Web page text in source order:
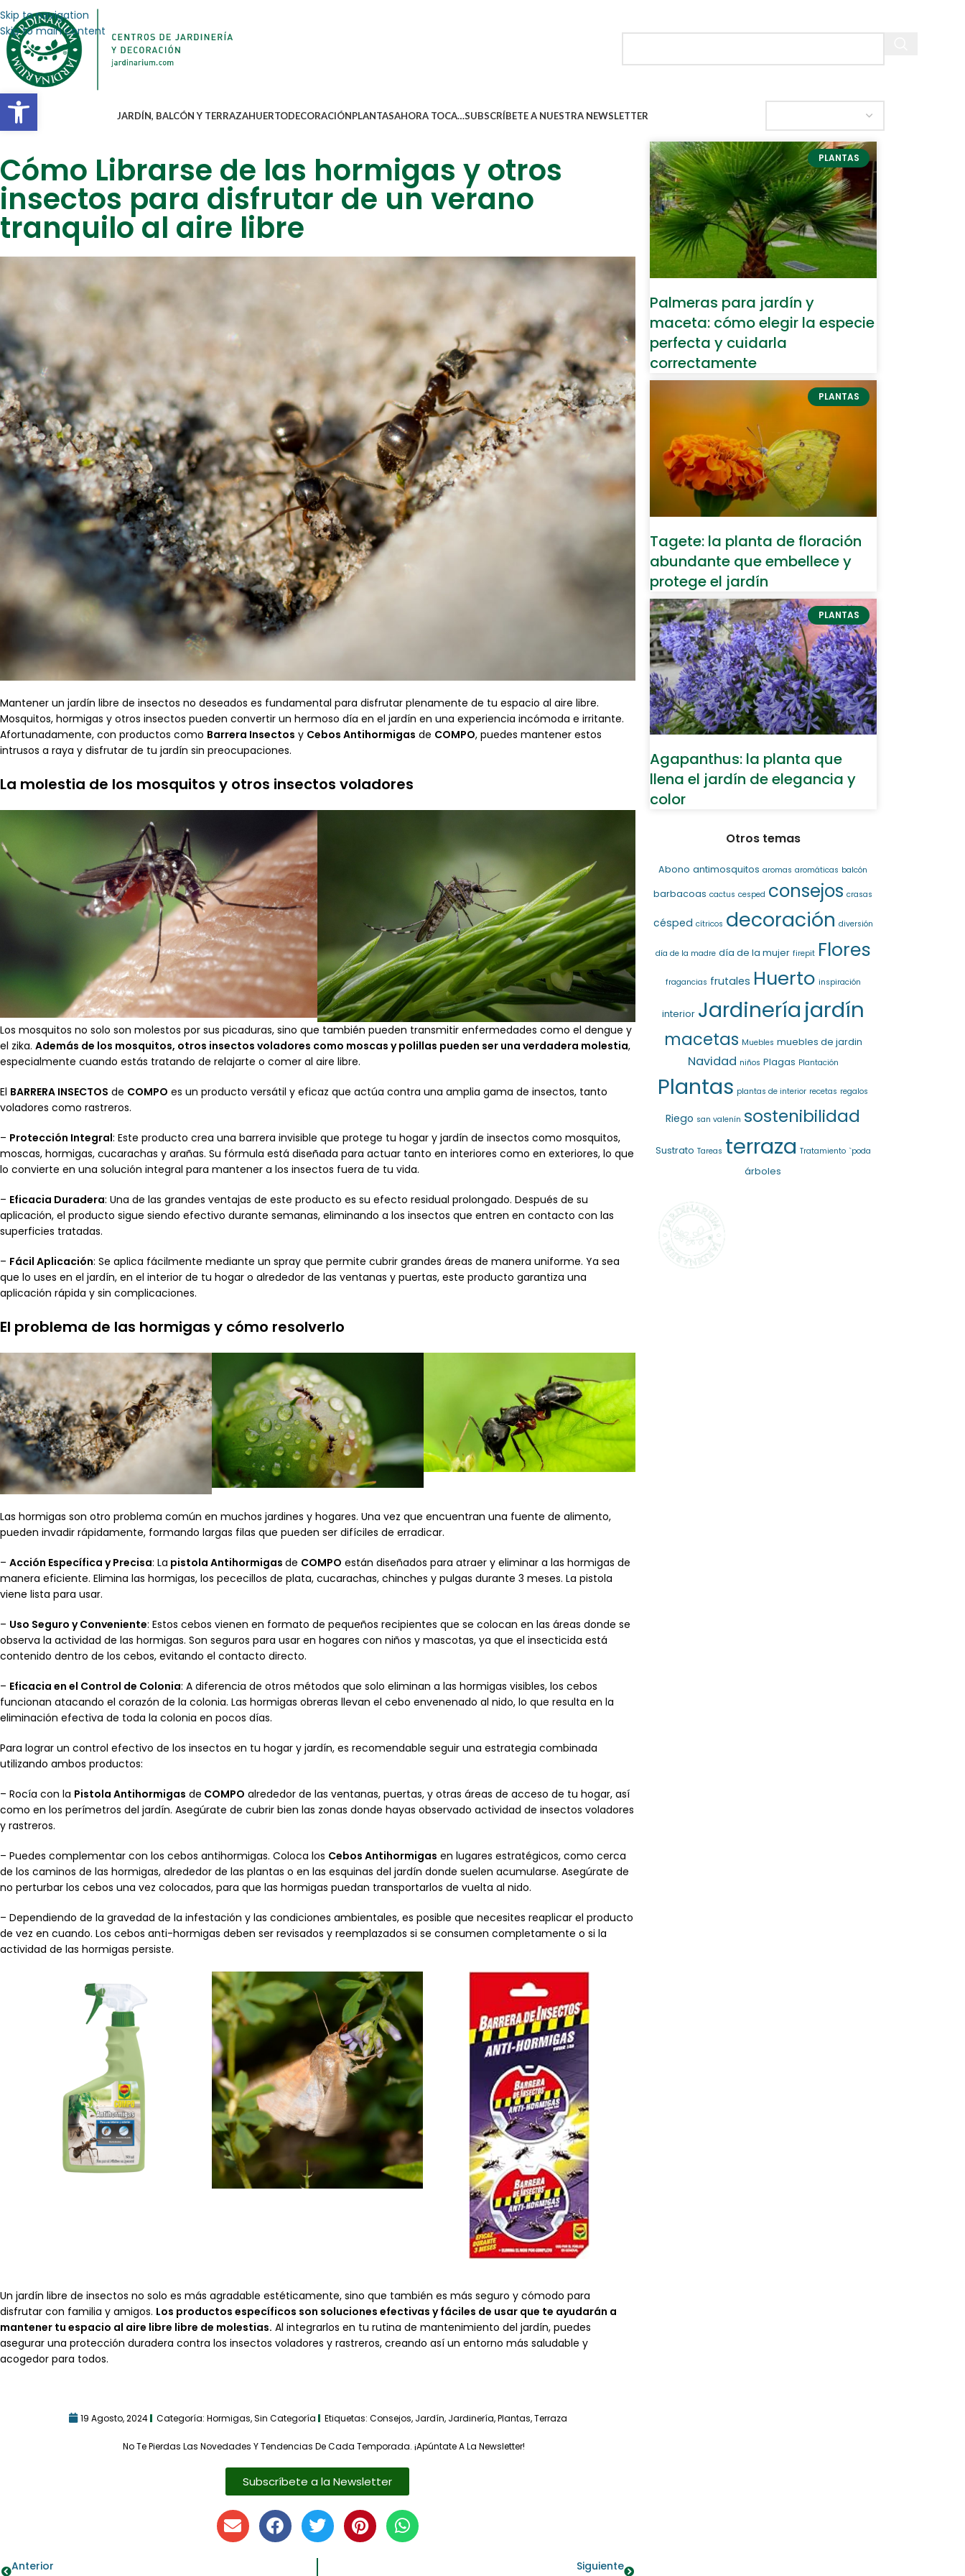
Abrir barra de herramientas
Skip to navigation
Skip to main content
JARDÍN, BALCÓN Y TERRAZAHUERTODECORACIÓNPLANTASAHORA TOCA…SUBSCRÍBETE A NUESTRA NEWSLETTER
Cómo Librarse de las hormigas y otros
insectos para disfrutar de un verano
tranquilo al aire libre
Mantener un jardín libre de insectos no deseados es fundamental para disfrutar plenamente de tu espacio al aire libre.
Mosquitos, hormigas y otros insectos pueden convertir un hermoso día en el jardín en una experiencia incómoda e irritante.
Afortunadamente, con productos como Barrera Insectos y Cebos Antihormigas de COMPO, puedes mantener estos
intrusos a raya y disfrutar de tu jardín sin preocupaciones.
La molestia de los mosquitos y otros insectos voladores
Los mosquitos no solo son molestos por sus picaduras, sino que también pueden transmitir enfermedades como el dengue y
el zika. Además de los mosquitos, otros insectos voladores como moscas y polillas pueden ser una verdadera molestia,
especialmente cuando estás tratando de relajarte o comer al aire libre.
El BARRERA INSECTOS de COMPO es un producto versátil y eficaz que actúa contra una amplia gama de insectos, tanto
voladores como rastreros.
– Protección Integral: Este producto crea una barrera invisible que protege tu hogar y jardín de insectos como mosquitos,
moscas, hormigas, cucarachas y arañas. Su fórmula está diseñada para actuar tanto en interiores como en exteriores, lo que
lo convierte en una solución integral para mantener a los insectos fuera de tu vida.
– Eficacia Duradera: Una de las grandes ventajas de este producto es su efecto residual prolongado. Después de su
aplicación, el producto sigue siendo efectivo durante semanas, eliminando a los insectos que entren en contacto con las
superficies tratadas.
– Fácil Aplicación: Se aplica fácilmente mediante un spray que permite cubrir grandes áreas de manera uniforme. Ya sea
que lo uses en el jardín, en el interior de tu hogar o alrededor de las ventanas y puertas, este producto garantiza una
aplicación rápida y sin complicaciones.
El problema de las hormigas y cómo resolverlo
Las hormigas son otro problema común en muchos jardines y hogares. Una vez que encuentran una fuente de alimento,
pueden invadir rápidamente, formando largas filas que pueden ser difíciles de erradicar.
– Acción Específica y Precisa: La pistola Antihormigas de COMPO están diseñados para atraer y eliminar a las hormigas de
manera eficiente. Elimina las hormigas, los pececillos de plata, cucarachas, chinches y pulgas durante 3 meses. La pistola
viene lista para usar.
– Uso Seguro y Conveniente: Estos cebos vienen en formato de pequeños recipientes que se colocan en las áreas donde se
observa la actividad de las hormigas. Son seguros para usar en hogares con niños y mascotas, ya que el insecticida está
contenido dentro de los cebos, evitando el contacto directo.
– Eficacia en el Control de Colonia: A diferencia de otros métodos que solo eliminan a las hormigas visibles, los cebos
funcionan atacando el corazón de la colonia. Las hormigas obreras llevan el cebo envenenado al nido, lo que resulta en la
eliminación efectiva de toda la colonia en pocos días.
Para lograr un control efectivo de los insectos en tu hogar y jardín, es recomendable seguir una estrategia combinada
utilizando ambos productos:
– Rocía con la Pistola Antihormigas de COMPO alrededor de las ventanas, puertas, y otras áreas de acceso de tu hogar, así
como en los perímetros del jardín. Asegúrate de cubrir bien las zonas donde hayas observado actividad de insectos voladores
y rastreros.
– Puedes complementar con los cebos antihormigas. Coloca los Cebos Antihormigas en lugares estratégicos, como cerca
de los caminos de las hormigas, alrededor de las plantas o en las esquinas del jardín donde suelen acumularse. Asegúrate de
no perturbar los cebos una vez colocados, para que las hormigas puedan transportarlos de vuelta al nido.
– Dependiendo de la gravedad de la infestación y las condiciones ambientales, es posible que necesites reaplicar el producto
de vez en cuando. Los cebos anti-hormigas deben ser revisados y reemplazados si se consumen completamente o si la
actividad de las hormigas persiste.
Un jardín libre de insectos no solo es más agradable estéticamente, sino que también es más seguro y cómodo para
disfrutar con familia y amigos. Los productos específicos son soluciones efectivas y fáciles de usar que te ayudarán a
mantener tu espacio al aire libre libre de molestias. Al integrarlos en tu rutina de mantenimiento del jardín, puedes
asegurar una protección duradera contra los insectos voladores y rastreros, creando así un entorno más saludable y
acogedor para todos.
19 Agosto, 2024 Categoría: Hormigas,Sin Categoría Etiquetas: Consejos, Jardín, Jardinería,Plantas,Terraza
No Te Pierdas Las Novedades Y Tendencias De Cada Temporada. ¡Apúntate A La Newsletter!
Subscríbete a la Newsletter
Anterior Siguiente
PLANTAS
Palmeras para jardín y
maceta: cómo elegir la especie
perfecta y cuidarla
correctamente
PLANTAS
Tagete: la planta de floración
abundante que embellece y
protege el jardín
PLANTAS
Agapanthus: la planta que
llena el jardín de elegancia y
color
Otros temas
Abono antimosquitos aromas aromáticas balcón
barbacoas cactus cesped consejos crasas
césped cítricos decoración diversión
día de la madre día de la mujer firepit Flores
fragancias frutales Huerto inspiración
interior Jardinería jardín
macetas Muebles muebles de jardin
Navidad niños Plagas Plantación
Plantas plantas de interior recetas regalos
Riego san valenín sostenibilidad
Sustrato Tareas terraza Tratamiento `poda
árboles